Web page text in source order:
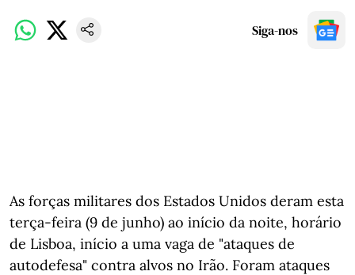
Siga-nos
As forças militares dos Estados Unidos deram esta
terça-feira (9 de junho) ao início da noite, horário
de Lisboa, início a uma vaga de "ataques de
autodefesa" contra alvos no Irão. Foram ataques